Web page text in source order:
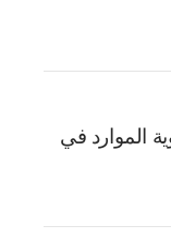
الموارد في